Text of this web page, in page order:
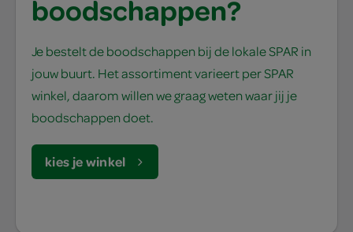
boodschappen?
Je bestelt de boodschappen bij de lokale SPAR in
jouw buurt. Het assortiment varieert per SPAR
winkel, daarom willen we graag weten waar jij je
boodschappen doet.
kies je winkel